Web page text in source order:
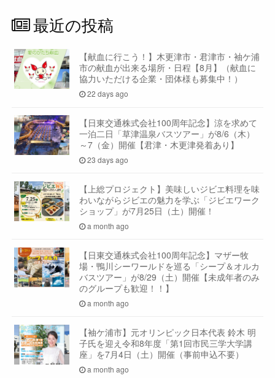
最近の投稿
【献血に行こう！】木更津市・君津市・袖ケ浦
市の献血が出来る場所・日程【8月】（献血に
協力いただける企業・団体様も募集中！）
22 days ago
【日東交通株式会社100周年記念】涼を求めて
一泊二日「草津温泉バスツアー」が8/6（木）
～7（金）開催【君津・木更津発着あり】
23 days ago
【上総プロジェクト】美味しいジビエ料理を味
わいながらジビエの魅力を学ぶ「ジビエワーク
ショップ」が7月25日（土）開催！
a month ago
【日東交通株式会社100周年記念】マザー牧
場・鴨川シーワールドを巡る「シープ＆オルカ
バスツアー」が8/29（土）開催【未成年者のみ
のグループも歓迎！！】
a month ago
【袖ケ浦市】元オリンピック日本代表 鈴木 明
子氏を迎え令和8年度「第1回市民三学大学講
座」を7月4日（土）開催（事前申込不要）
a month ago